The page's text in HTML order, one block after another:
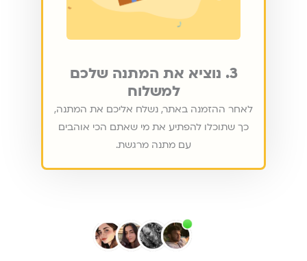
3. נוציא את המתנה שלכם
למשלוח
לאחר ההזמנה באתר, נשלח אליכם את המתנה,
כך שתוכלו להפתיע את מי שאתם הכי אוהבים
עם מתנה מרגשת.